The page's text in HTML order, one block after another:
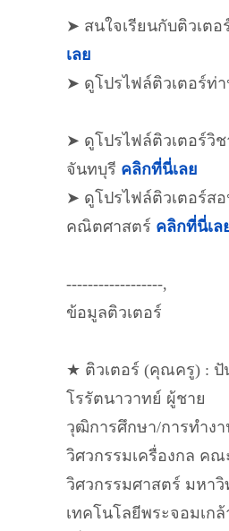
➤ สนใจเรียนกับติวเต
เลย
➤ ดูโปรไฟล์ติวเตอร์ท่
➤ ดูโปรไฟล์ติวเตอร์วิ
จันทบุรี คลิกที่นี่เลย
➤ ดูโปรไฟล์ติวเตอร์ส
คณิตศาสตร์ คลิกที่นี่เล
------------------,
ข้อมูลติวเตอร์
★ ติวเตอร์ (คุณครู) :
โรรัตนาวาทย์ ผู้ชาย
วุฒิการศึกษา/การทำง
วิศวกรรมเครื่องกล คณ
วิศวกรรมศาสตร์ มหาวิ
เทคโนโลยีพระจอมเก